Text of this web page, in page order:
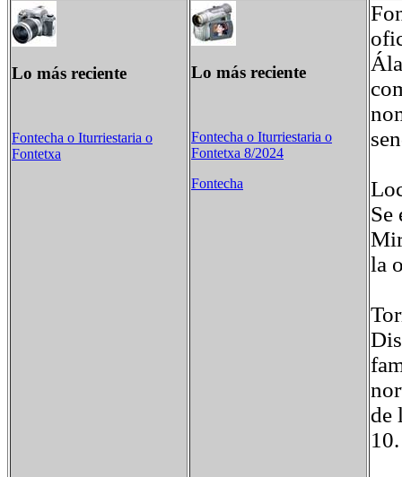
Lo más reciente
Fontecha o Iturriestaria o
Fontetxa
Lo más reciente
Fontecha o Iturriestaria o
Fontetxa 8/2024
Fontecha
Se
la
de
10.